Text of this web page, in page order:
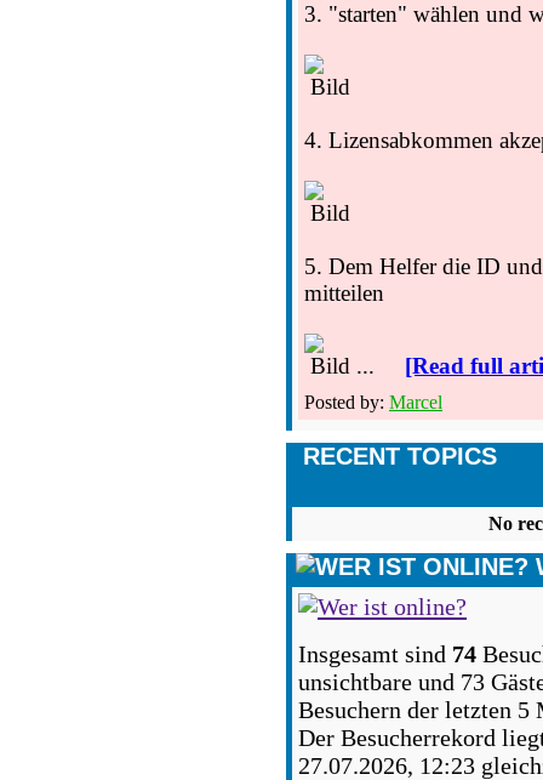
3. "starten" wählen und
4. Lizensabkommen
5. Dem Helfer die ID
mitteilen
... [Read full
Posted by: Marcel
RECENT TOPICS
No
Insgesamt sind 74
unsichtbare und 73
Besuchern der letzten 5
Der Besucherrekord
27.07.2026, 12:23